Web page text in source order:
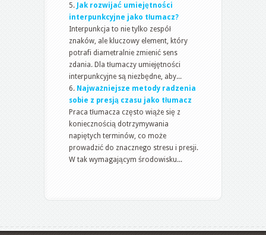
Jak rozwijać umiejętności
interpunkcyjne jako tłumacz?
Interpunkcja to nie tylko zespół
znaków, ale kluczowy element, który
potrafi diametralnie zmienić sens
zdania. Dla tłumaczy umiejętności
interpunkcyjne są niezbędne, aby...
Najważniejsze metody radzenia
sobie z presją czasu jako tłumacz
Praca tłumacza często wiąże się z
koniecznością dotrzymywania
napiętych terminów, co może
prowadzić do znacznego stresu i presji.
W tak wymagającym środowisku...